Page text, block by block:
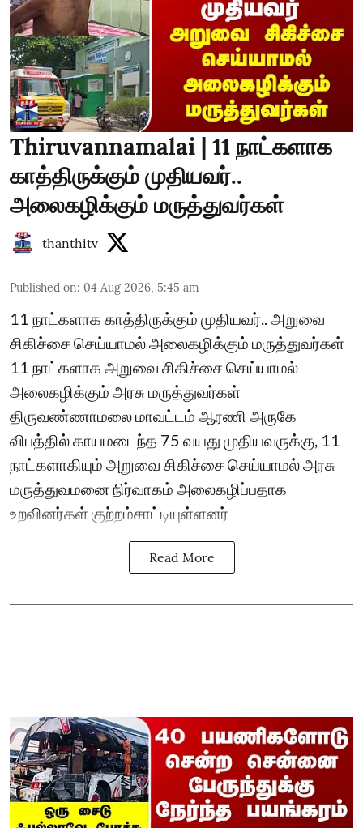
Thiruvannamalai | 11 நாட்களாக
காத்திருக்கும் முதியவர்..
அலைகழிக்கும் மருத்துவர்கள்
thanthitv
Published on: 04 Aug 2026, 5:45 am
11 நாட்களாக காத்திருக்கும் முதியவர்.. அறுவை
சிகிச்சை செய்யாமல் அலைகழிக்கும் மருத்துவர்கள்
11 நாட்களாக அறுவை சிகிச்சை செய்யாமல்
அலைகழிக்கும் அரசு மருத்துவர்கள்
திருவண்ணாமலை மாவட்டம் ஆரணி அருகே
விபத்தில் காயமடைந்த 75 வயது முதியவருக்கு, 11
நாட்களாகியும் அறுவை சிகிச்சை செய்யாமல் அரசு
மருத்துவமனை நிர்வாகம் அலைகழிப்பதாக
உறவினர்கள் குற்றம்சாட்டியுள்ளனர்
Read More